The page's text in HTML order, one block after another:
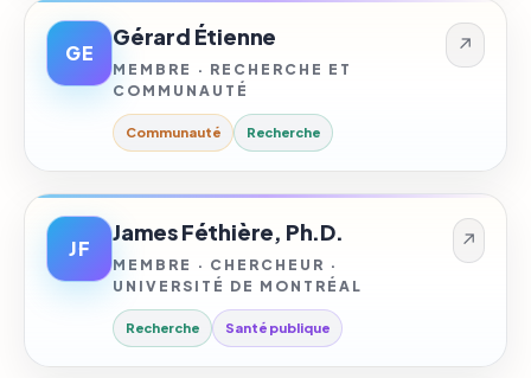
GE
Gérard Étienne
MEMBRE · RECHERCHE ET
COMMUNAUTÉ
Communauté Recherche
↗
JF
James Féthière, Ph.D.
MEMBRE · CHERCHEUR ·
UNIVERSITÉ DE MONTRÉAL
Recherche Santé publique
↗